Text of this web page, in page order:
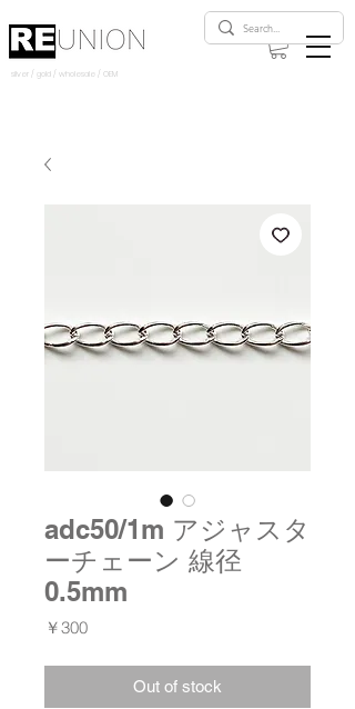
silver / gold / wholesale / OEM
adc50/1m アジャスタ
ーチェーン 線径
0.5mm
￥300価
Out of stock